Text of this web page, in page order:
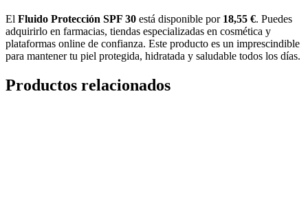
El Fluido Protección SPF 30 está disponible por 18,55 €. Puedes
adquirirlo en farmacias, tiendas especializadas en cosmética y
plataformas online de confianza. Este producto es un imprescindible
para mantener tu piel protegida, hidratada y saludable todos los días.
Productos relacionados